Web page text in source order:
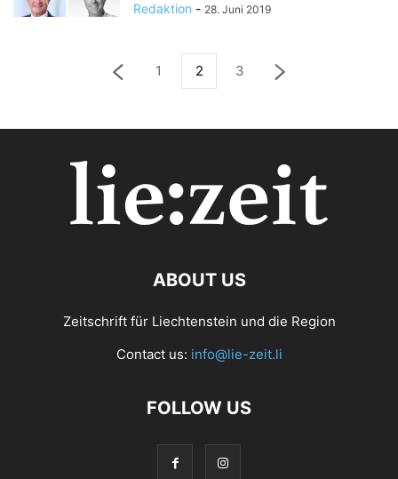
Redaktion - 28. Juni 2019
1 2 3
ABOUT US
Zeitschrift für Liechtenstein und die Region
Contact us: info@lie-zeit.li
FOLLOW US